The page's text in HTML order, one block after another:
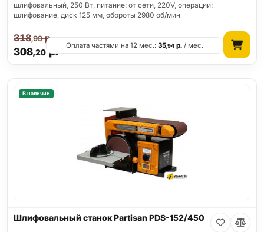
шлифовальный, 250 Вт, питание: от сети, 220V, операции:
шлифование, диск 125 мм, обороты 2980 об/мин
308,20р.
318,99р.
Оплата частями на 12 мес.:35,94 р. / мес.
В наличии
Шлифовальный станок Partisan PDS-152/450